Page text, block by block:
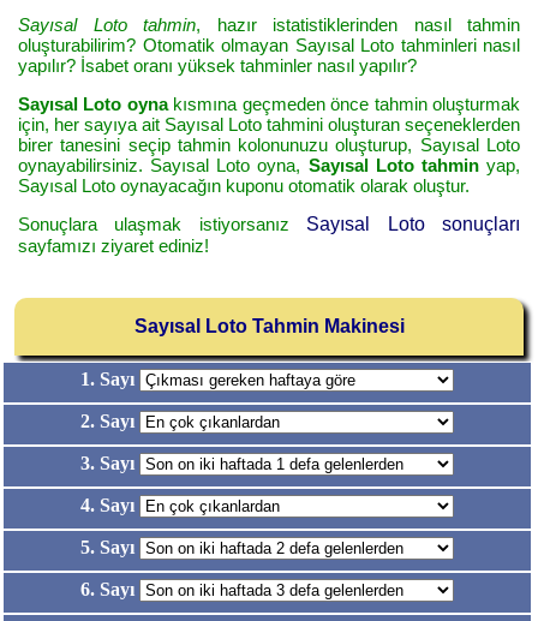
Sayısal Loto tahmin, hazır istatistiklerinden nasıl tahmin
oluşturabilirim? Otomatik olmayan Sayısal Loto tahminleri nasıl
yapılır? İsabet oranı yüksek tahminler nasıl yapılır?
Sayısal Loto oynakısmına geçmeden önce tahmin oluşturmak
için, her sayıya ait Sayısal Loto tahmini oluşturan seçeneklerden
birer tanesini seçip tahmin kolonunuzu oluşturup, Sayısal Loto
oynayabilirsiniz. Sayısal Loto oyna, Sayısal Loto tahminyap,
Sayısal Loto oynayacağın kuponu otomatik olarak oluştur.
Sonuçlara ulaşmak istiyorsanız Sayısal Loto sonuçları
sayfamızı ziyaret ediniz!
Sayısal Loto Tahmin Makinesi
1. Sayı
2. Sayı
3. Sayı
4. Sayı
5. Sayı
6. Sayı